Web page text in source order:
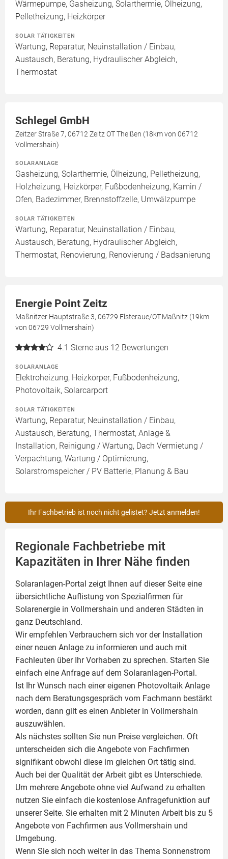
Wärmepumpe, Gasheizung, Solarthermie, Ölheizung,
Pelletheizung, Heizkörper
SOLAR TÄTIGKEITEN
Wartung, Reparatur, Neuinstallation / Einbau,
Austausch, Beratung, Hydraulischer Abgleich,
Thermostat
Schlegel GmbH
Zeitzer Straße 7, 06712 Zeitz OT Theißen (18km von 06712
Vollmershain)
SOLARANLAGE
Gasheizung, Solarthermie, Ölheizung, Pelletheizung,
Holzheizung, Heizkörper, Fußbodenheizung, Kamin /
Ofen, Badezimmer, Brennstoffzelle, Umwälzpumpe
SOLAR TÄTIGKEITEN
Wartung, Reparatur, Neuinstallation / Einbau,
Austausch, Beratung, Hydraulischer Abgleich,
Thermostat, Renovierung, Renovierung / Badsanierung
Energie Point Zeitz
Maßnitzer Hauptstraße 3, 06729 Elsteraue/OT.Maßnitz (19km
von 06729 Vollmershain)
4.1 Sterne aus 12 Bewertungen
SOLARANLAGE
Elektroheizung, Heizkörper, Fußbodenheizung,
Photovoltaik, Solarcarport
SOLAR TÄTIGKEITEN
Wartung, Reparatur, Neuinstallation / Einbau,
Austausch, Beratung, Thermostat, Anlage &
Installation, Reinigung / Wartung, Dach Vermietung /
Verpachtung, Wartung / Optimierung,
Solarstromspeicher / PV Batterie, Planung & Bau
Ihr Fachbetrieb ist noch nicht gelistet? Jetzt anmelden!
Regionale Fachbetriebe mit
Kapazitäten in Ihrer Nähe finden
Solaranlagen-Portal zeigt Ihnen auf dieser Seite eine
übersichtliche Auflistung von Spezialfirmen für
Solarenergie in Vollmershain und anderen Städten in
ganz Deutschland.
Wir empfehlen Verbrauchern sich vor der Installation
einer neuen Anlage zu informieren und auch mit
Fachleuten über Ihr Vorhaben zu sprechen. Starten Sie
einfach eine Anfrage auf dem Solaranlagen-Portal.
Ist Ihr Wunsch nach einer eigenen Photovoltaik Anlage
nach dem Beratungsgespräch vom Fachmann bestärkt
worden, dann gilt es einen Anbieter in Vollmershain
auszuwählen.
Als nächstes sollten Sie nun Preise vergleichen. Oft
unterscheiden sich die Angebote von Fachfirmen
signifikant obwohl diese im gleichen Ort tätig sind.
Auch bei der Qualität der Arbeit gibt es Unterschiede.
Um mehrere Angebote ohne viel Aufwand zu erhalten
nutzen Sie einfach die kostenlose Anfragefunktion auf
unserer Seite. Sie erhalten mit 2 Minuten Arbeit bis zu 5
Angebote von Fachfirmen aus Vollmershain und
Umgebung.
Wenn Sie sich noch weiter in das Thema Sonnenstrom